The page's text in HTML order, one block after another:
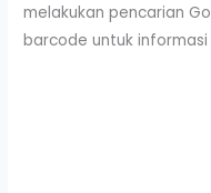
melakukan pencarian
barcode untuk